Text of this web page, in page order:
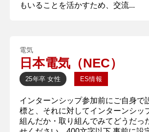
もいることを活かすため、交流...
電気
日本電気（NEC）
25年卒 女性 ES情報
インターンシップ参加前にご自身で
標と、それに対してインターンシッ
組んだか・取り組んでみてどうだっ